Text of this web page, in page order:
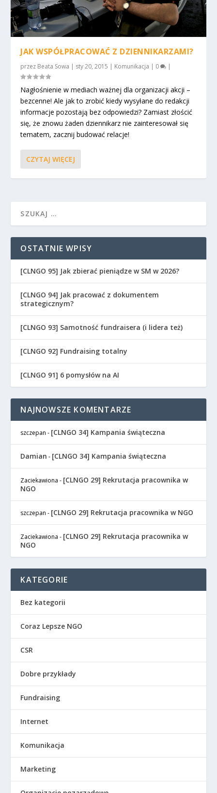
JAK WSPÓŁPRACOWAĆ Z DZIENNIKARZAMI?
przez Beata Sowa | sty 20, 2015 | Komunikacja | 0 |
Nagłośnienie w mediach ważnej dla organizacji akcji –
bezcenne! Ale jak to zrobić kiedy wysyłane do redakcji
informacje pozostają bez odpowiedzi? Zamiast złościć
się, że znowu żaden dziennikarz nie zainteresował się
tematem, zacznij budować relacje!
CZYTAJ WIĘCEJ
OSTATNIE WPISY
[CLNGO 95] Jak zbierać pieniądze w SM w 2026?
[CLNGO 94] Jak pracować z dokumentem
strategicznym?
[CLNGO 93] Samotność fundraisera (i lidera też)
[CLNGO 92] Fundraising totalny
[CLNGO 91] 6 pomysłów na AI
NAJNOWSZE KOMENTARZE
szczepan - [CLNGO 34] Kampania świąteczna
Damian - [CLNGO 34] Kampania świąteczna
Zaciekawiona - [CLNGO 29] Rekrutacja pracownika w
NGO
szczepan - [CLNGO 29] Rekrutacja pracownika w NGO
Zaciekawiona - [CLNGO 29] Rekrutacja pracownika w
NGO
KATEGORIE
Bez kategorii
Coraz Lepsze NGO
CSR
Dobre przykłady
Fundraising
Internet
Komunikacja
Marketing